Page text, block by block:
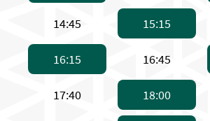
14:45下午2:45，高速船
15:15下午
16:15下午4:15，普通渡轮
16:45下午
17:40下午5:40，高速船
18:00下午